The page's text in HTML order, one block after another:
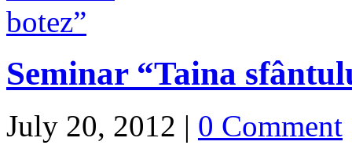
Seminar “Taina
July 20, 2012 | 0 Comment